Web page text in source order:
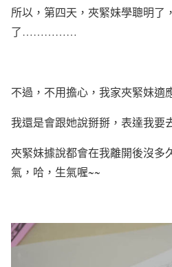
所以，第四天，夾緊妹學聰明了
了……………
不過，不用擔心，我家夾緊妹適
我還是會跟她說掰掰，表達我要
夾緊妹據說都會在我離開後沒多
氣，哈，生氣喔~~